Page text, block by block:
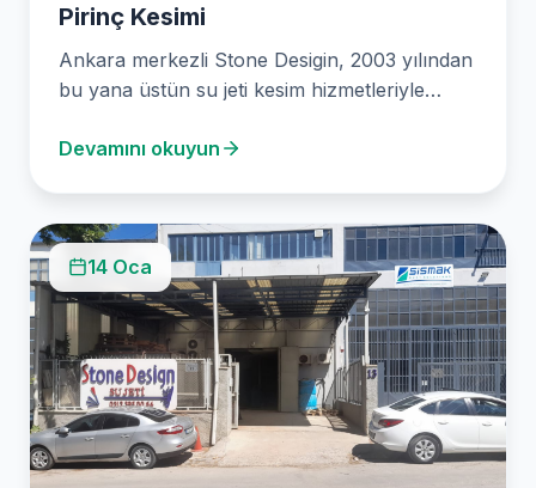
Pirinç Kesimi
Ankara merkezli Stone Desigin, 2003 yılından
bu yana üstün su jeti kesim hizmetleriyle
Devamını okuyun
14 Oca